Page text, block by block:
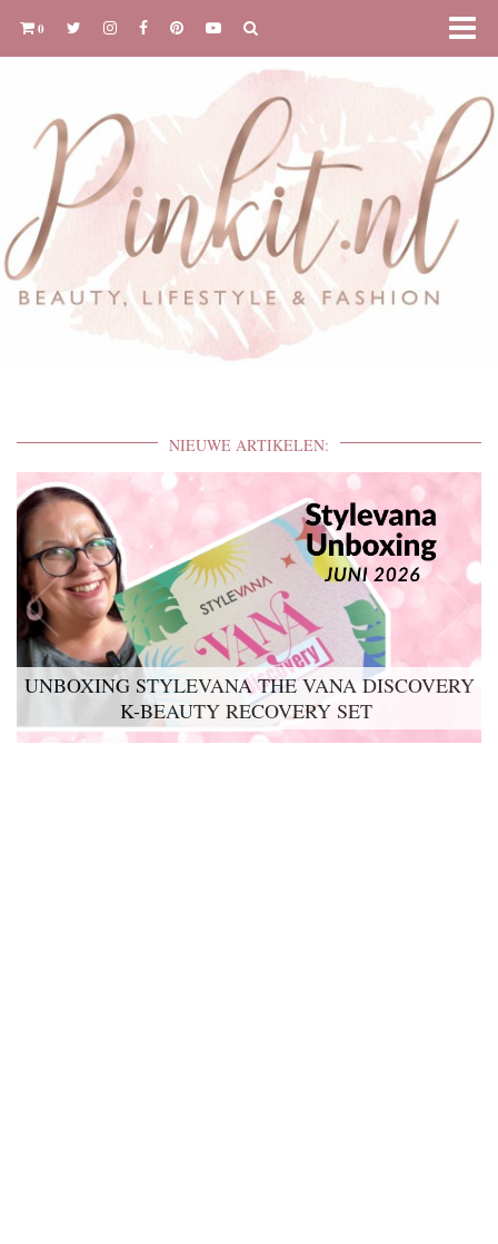
0
NIEUWE ARTIKELEN:
UNBOXING STYLEVANA THE VANA DISCOVERY
K-BEAUTY RECOVERY SET